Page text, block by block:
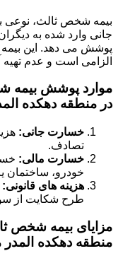
بیمه شخص ثالث، نوعی
جانی وارد شده به
پوشش می دهد. این بیمه
الزامی است و عدم تهیه
موارد پوشش بیمه
در منطقه دهکده
خسارت جانی:
تصادف.
خسارت مالی:
خودرو، ساختمان
هزینه های قانونی:
طرح شکایت از
مزایای بیمه شخص
منطقه دهکده